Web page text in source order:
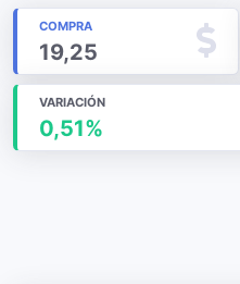
COMPRA
19,25
VARIACIÓN
0,51%